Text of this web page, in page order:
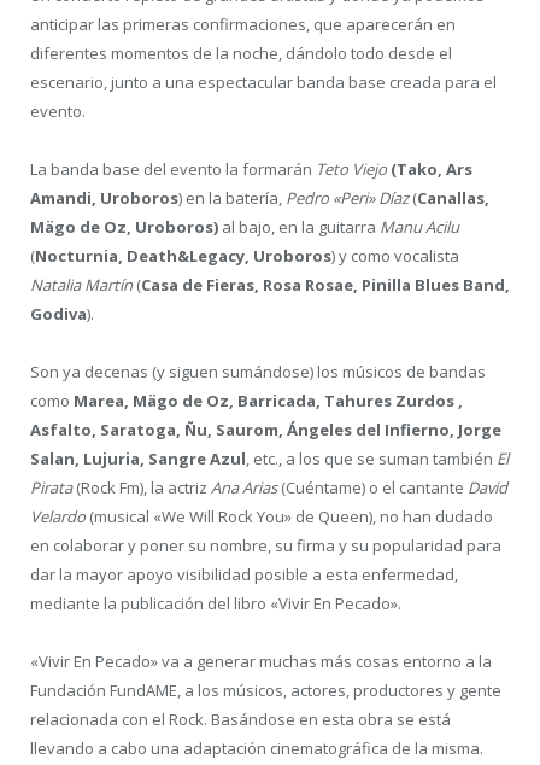
anticipar las primeras confirmaciones, que aparecerán en
diferentes momentos de la noche, dándolo todo desde el
escenario, junto a una espectacular banda base creada para el
evento.
La banda base del evento la formarán Teto Viejo (Tako, Ars
Amandi, Uroboros) en la batería, Pedro «Peri» Díaz(Canallas,
Mägo de Oz, Uroboros) al bajo, en la guitarra Manu Acilu
(Nocturnia, Death&Legacy, Uroboros) y como vocalista
Natalia Martín (Casa de Fieras, Rosa Rosae, Pinilla Blues Band,
Godiva).
Son ya decenas (y siguen sumándose) los músicos de bandas
como Marea, Mägo de Oz, Barricada, Tahures Zurdos ,
Asfalto, Saratoga, Ñu, Saurom, Ángeles del Infierno, Jorge
Salan, Lujuria, Sangre Azul, etc., a los que se suman también El
Pirata(Rock Fm), la actriz Ana Arias(Cuéntame) o el cantante David
Velardo (musical «We Will Rock You» de Queen), no han dudado
en colaborar y poner su nombre, su firma y su popularidad para
dar la mayor apoyo visibilidad posible a esta enfermedad,
mediante la publicación del libro «Vivir En Pecado».
«Vivir En Pecado» va a generar muchas más cosas entorno a la
Fundación FundAME, a los músicos, actores, productores y gente
relacionada con el Rock. Basándose en esta obra se está
llevando a cabo una adaptación cinematográfica de la misma.